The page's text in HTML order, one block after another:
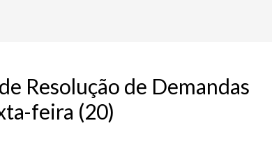
Resolução de Demandas
feira (20)